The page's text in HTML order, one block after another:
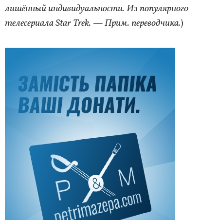
лишённый индивидуальности. Из популярного
телесериала Star Trek. — Прим. переводчика.)